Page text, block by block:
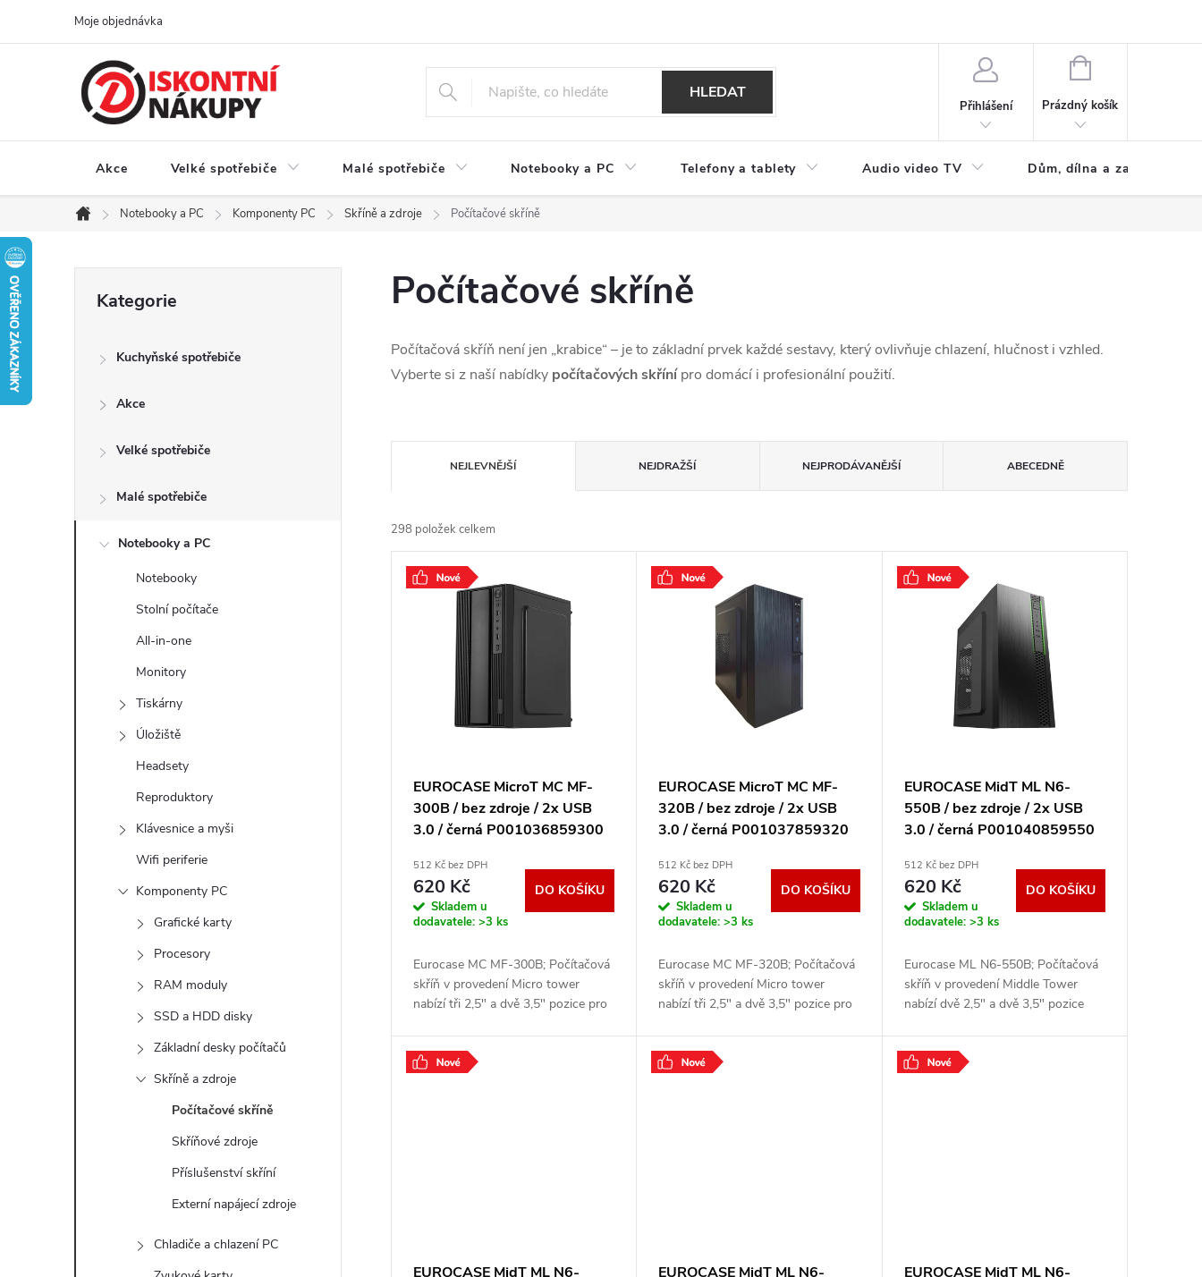
Moje objednávka
HLEDAT
Přihlášení
NÁKUPNÍ
Prázdný košík
Akce Velké spotřebiče Malé spotřebiče Notebooky a PC Telefony a tablety Audio video TV Dům, dílna a zahrada
Domů
Notebooky a PC Komponenty PC Skříně a zdroje Počítačové skříně
a
kategorie
Kategorie
Kuchyňské spotřebiče
Akce
Velké spotřebiče
Malé spotřebiče
Notebooky a PC
Notebooky
Stolní počítače
All-in-one
Monitory
Tiskárny
Úložiště
Headsety
Reproduktory
Klávesnice a myši
Wifi periferie
Komponenty PC
Grafické karty
Procesory
RAM moduly
SSD a HDD disky
Základní desky počítačů
Skříně a zdroje
Počítačové skříně
Skříňové zdroje
Příslušenství skříní
Externí napájecí zdroje
Chladiče a chlazení PC
Počítačové skříně
Počítačová skříň není jen „krabice“ – je to základní prvek každé sestavy, který ovlivňuje chlazení, hlučnost i vzhled.
Vyberte si z naší nabídky počítačových skřínípro domácí i profesionální použití.
a
z
e
ů
NEJLEVNĚJŠÍ NEJDRAŽŠÍ NEJPRODÁVANĚJŠÍ ABECEDNĚ
298 položek celkem
V
EUROCASE MicroT MC MF-
300B / bez zdroje / 2x USB
3.0 / černá P001036859300
512 Kč bez DPH
620 Kč
Skladem u
dodavatele: >3 ks
DO KOŠÍKU
Eurocase MC MF-300B; Počítačová
skříň v provedení Micro tower
nabízí tři 2,5" a dvě 3,5" pozice pro
porty,
EUROCASE MicroT MC MF-
320B / bez zdroje / 2x USB
3.0 / černá P001037859320
512 Kč bez DPH
620 Kč
Skladem u
dodavatele:>3 ks
DO KOŠÍKU
Eurocase MC MF-320B; Počítačová
skříň v provedení Micro tower
nabízí tři 2,5" a dvě 3,5" pozice pro
porty,
EUROCASE MidT ML N6-
550B / bez zdroje / 2x USB
3.0 / černá P001040859550
512 Kč bez DPH
620 Kč
Skladem u
dodavatele: >3 ks
DO KOŠÍKU
Eurocase ML N6-550B; Počítačová
skříň v provedení Middle Tower
nabízí dvě 2,5" a dvě 3,5" pozice
porty,
EUROCASE MidT ML N6-
EUROCASE MidT ML N6-
EUROCASE MidT ML N6-